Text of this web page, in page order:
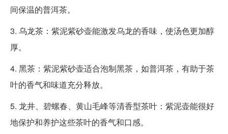
间保温的普洱茶。
3. 乌龙茶：紫泥紫砂壶能激发乌龙的香味，使汤色更加醇
厚。
4. 黑茶：紫泥紫砂壶适合泡制黑茶，如普洱茶，有助于茶
叶的香气和味道充分释放。
5. 龙井、碧螺春、黄山毛峰等清香型茶叶：紫泥壶能很好
地保护和养护这些茶叶的香气和口感。